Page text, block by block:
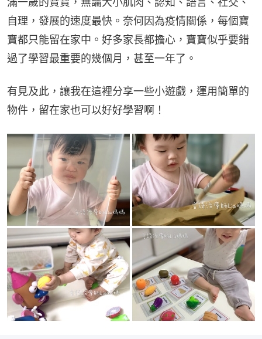
自理，發展的速度最快。奈何因為疫情關係，每個寶
寶都只能留在家中。好多家長都擔心，寶寶似乎要錯
過了學習最重要的幾個月，甚至一年了。
有見及此，讓我在這裡分享一些小遊戲，運用簡單的
物件，留在家也可以好好學習啊！